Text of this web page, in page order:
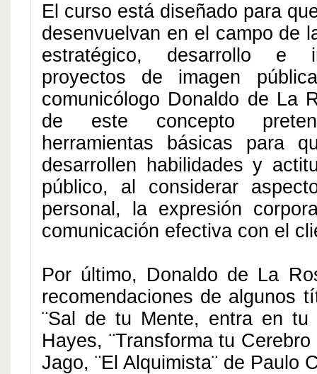
El curso está diseñado para
desenvuelvan en el campo de
estratégico, desarrollo e
proyectos de imagen
comunicólogo Donaldo de La
de este concepto
herramientas básicas para
desarrollen habilidades y
público, al considerar
personal, la expresión
comunicación efectiva con el
Por último, Donaldo de La
recomendaciones de algunos
¨Sal de tu Mente, entra en tu
Hayes, ¨Transforma tu Cerebro
Jago, ¨El Alquimista¨ de Paulo